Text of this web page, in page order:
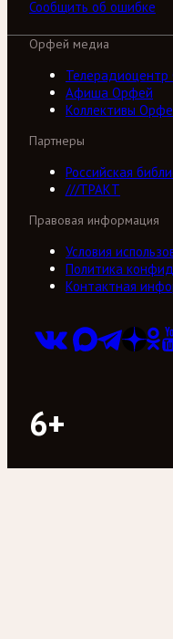
Сообщить об ошибке
Орфей медиа
Афиша Орфей
Коллективы
Партнеры
Российская
///ТРАКТ
Правовая информация
Условия
Политика
Контактная
6+